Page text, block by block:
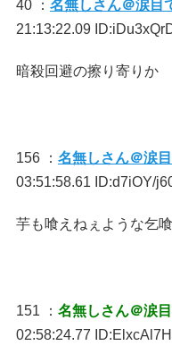
40 ： 名無しさん＠涙目
21:13:22.09
暗殺回避の擦り寄りか
156 ： 名無しさん＠涙目
03:51:58.61 ID:d7iOY/
芋も喰えねぇような乞
151 ： 名無しさん＠涙目
02:58:24.77